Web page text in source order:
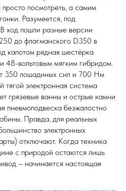
посмотреть, а самим
Разумеется, под
ход пошли разные версии
до флагманского D350 в
капотом рядная шестёрка
48-вольтовым мягким гибридом.
350 лошадиных сил и 700 Нм
тягой электронная система
грязевые ванны и острые камни
пневмоподвеска безжалостно
Правда, для реальных
электронных
отключают. Когда техника
с природой остаются лишь
– начинается настоящая